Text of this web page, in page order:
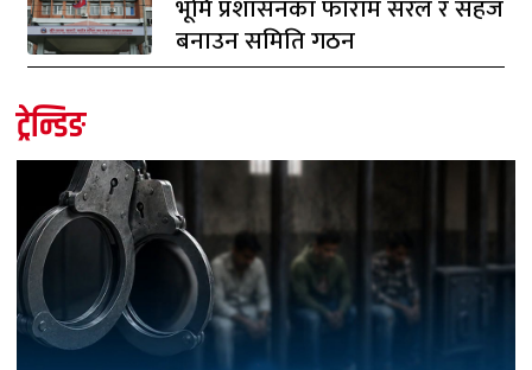
भूमि प्रशासनका फाराम सरल र सहज
बनाउन समिति गठन
ट्रेन्डिङ